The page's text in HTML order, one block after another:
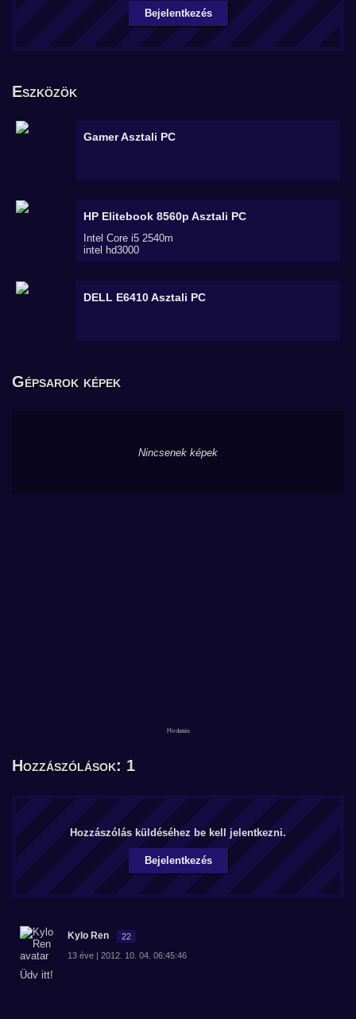
Bejelentkezés
Eszközök
GamerAsztali PC
HP Elitebook 8560p Asztali PC
Intel Core i5 2540m
intel hd3000
DELL E6410Asztali PC
Gépsarok képek
Nincsenek képek
Hozzászólások: 1
Hozzászólás küldéséhez be kell jelentkezni.
Bejelentkezés
Kylo Ren 22
13 éve | 2012. 10. 04. 06:45:46
Üdv itt!